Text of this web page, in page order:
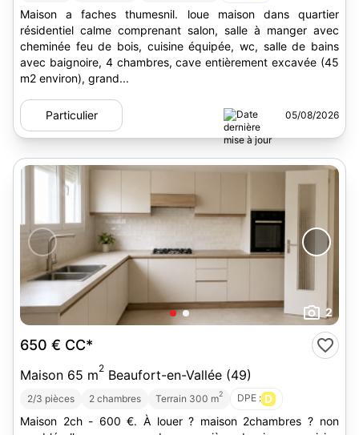
Maison a faches thumesnil. loue maison dans quartier
résidentiel calme comprenant salon, salle à manger avec
cheminée feu de bois, cuisine équipée, wc, salle de bains
avec baignoire, 4 chambres, cave entièrement excavée (45
m2 environ), grand...
Particulier 05/08/2026
2
650 € CC*
Maison 65 m2 Beaufort-en-Vallée (49)
2/3 pièces 2 chambres Terrain 300 m2 DPE : D
Maison 2ch - 600 €. À louer ? maison 2chambres ? non